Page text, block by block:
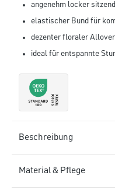
angenehm locker
elastischer Bund für
dezenter floraler
ideal für entspannte
Beschreibung
Material & Pflege